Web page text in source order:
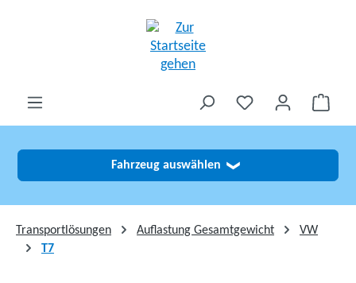
Fahrzeug auswählen ❯
Transportlösungen Auflastung Gesamtgewicht
VW
T7